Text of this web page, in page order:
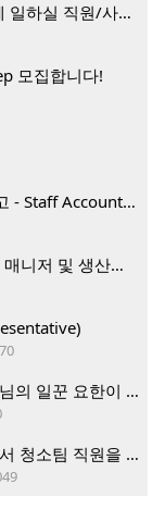
KENT에 위치한 자동차 수리업소에서 함께 일하실 직원/사무직원 구합니다.
모집합니다!
[서북미 H마트 본부] 재무회계팀 채용 공고 - Staff Accountant
[그린라이프] 오피스 매니저 & 제조부 QC 매니저 및 생산직, 웨어하우스 직원 모집
진짜가 나타났다! 30년 경력 건축가, 하나님의 일꾼 요한이 책임 시공합니다.
레드몬드에 위치한 커머셜 클리닝 업체에서 청소팀 직원을 모집합니다.